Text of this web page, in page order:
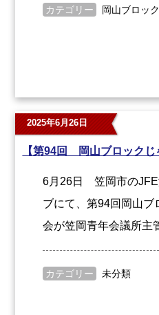
カテゴリー 岡山ブロッ
2025年6月26日
【第94回 岡山ブロック
6月26日 笠岡市のJFE
ブにて、第94回岡山ブ
会が笠岡青年会議所主
カテゴリー 未分類